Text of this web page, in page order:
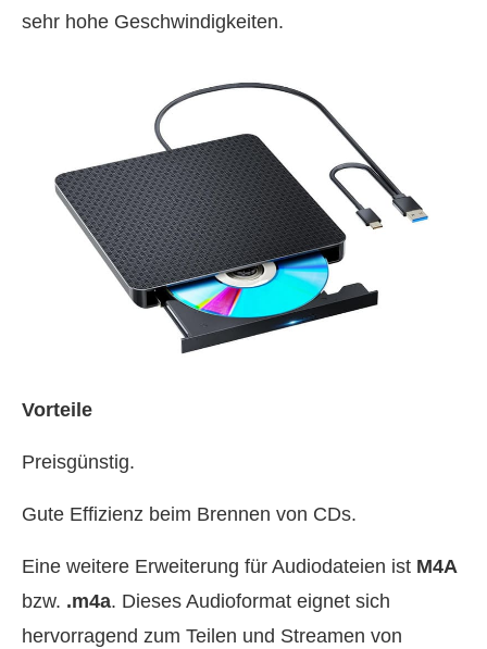
sehr hohe Geschwindigkeiten.
Vorteile
Preisgünstig.
Gute Effizienz beim Brennen von CDs.
Eine weitere Erweiterung für Audiodateien ist M4A
bzw. .m4a. Dieses Audioformat eignet sich
hervorragend zum Teilen und Streamen von